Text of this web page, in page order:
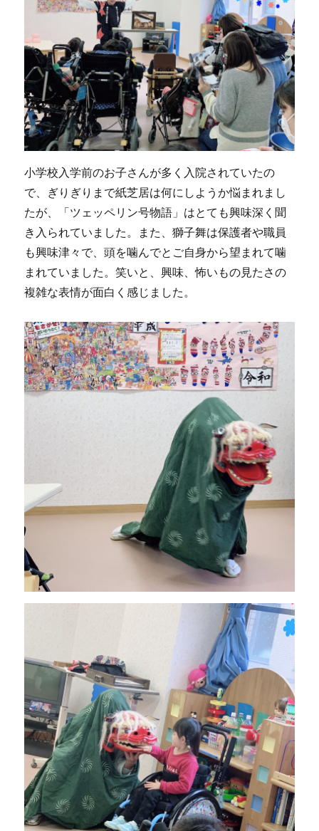
小学校入学前のお子さんが多く入院されていたの
で、ぎりぎりまで紙芝居は何にしようか悩まれまし
たが、「ツェッペリン号物語」はとても興味深く聞
き入られていました。また、獅子舞は保護者や職員
も興味津々で、頭を噛んでとご自身から望まれて噛
まれていました。笑いと、興味、怖いもの見たさの
複雑な表情が面白く感じました。